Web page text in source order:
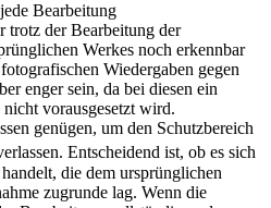
Bearbeitung
trotz der Bearbeitung der
Werkes noch erkennbar
Wiedergaben gegen
enger sein, da bei diesen ein
vorausgesetzt wird.
genügen, um den Schutzbereich
Entscheidend ist, ob es sich
die dem ursprünglichen
zugrunde lag. Wenn die